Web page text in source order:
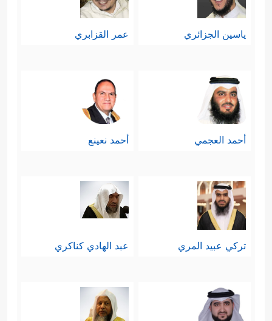
ياسين الجزائري عمر القزابري
أحمد العجمي أحمد نعينع
تركي عبيد المري عبد الهادي كناكري